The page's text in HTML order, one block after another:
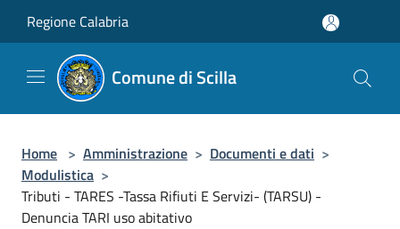
Regione Calabria
Comune di Scilla
Home > Amministrazione > Documenti e dati >
Modulistica >
Tributi - TARES -Tassa Rifiuti E Servizi- (TARSU) -
Denuncia TARI uso abitativo